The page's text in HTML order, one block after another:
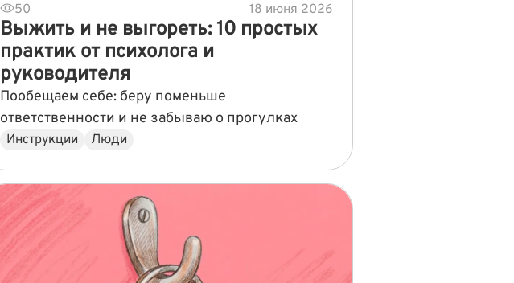
50 18 июня 2026
Выжить и не выгореть: 10 простых
практик от психолога и
руководителя
Пообещаем себе: беру поменьше
ответственности и не забываю о прогулках
Инструкции Люди